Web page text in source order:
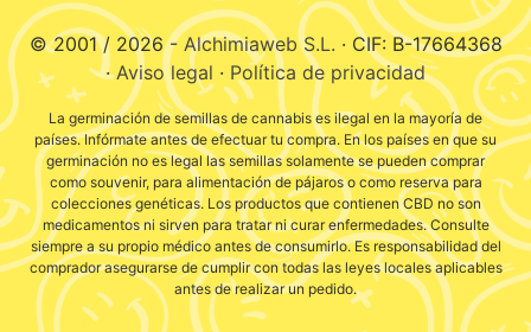
© 2001 / 2026 -Alchimiaweb S.L. · CIF: B-17664368
·Aviso legal · Política de privacidad
La germinación de semillas de cannabis es ilegal en la mayoría de
países. Infórmate antes de efectuar tu compra. En los países en que su
germinación no es legal las semillas solamente se pueden comprar
como souvenir, para alimentación de pájaros o como reserva para
colecciones genéticas. Los productos que contienen CBD no son
medicamentos ni sirven para tratar ni curar enfermedades. Consulte
siempre a su propio médico antes de consumirlo. Es responsabilidad del
comprador asegurarse de cumplir con todas las leyes locales aplicables
antes de realizar un pedido.